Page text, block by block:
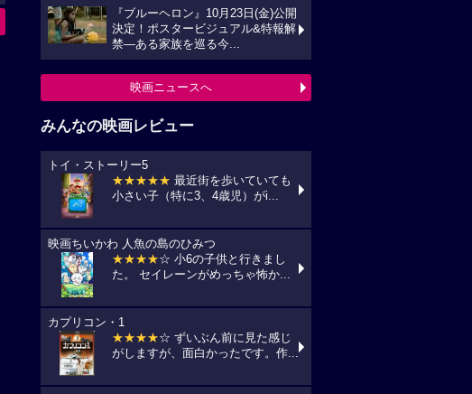
『ブルーヘロン』10月23日(金)公開
決定！ポスタービジュアル&特報解
禁―ある家族を巡る今...
映画ニュースへ
みんなの映画レビュー
トイ・ストーリー5
★★★★★ 最近街を歩いていても
小さい子（特に3、4歳児）がi...
映画ちいかわ 人魚の島のひみつ
★★★★☆ 小6の子供と行きまし
た。 セイレーンがめっちゃ怖か...
カプリコン・1
★★★★☆ ずいぶん前に見た感じ
がしますが、面白かったです。作...